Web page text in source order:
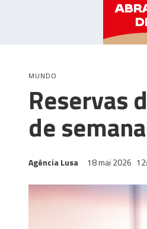
MUNDO
Reservas
de
Agência Lusa 18 mai 2026